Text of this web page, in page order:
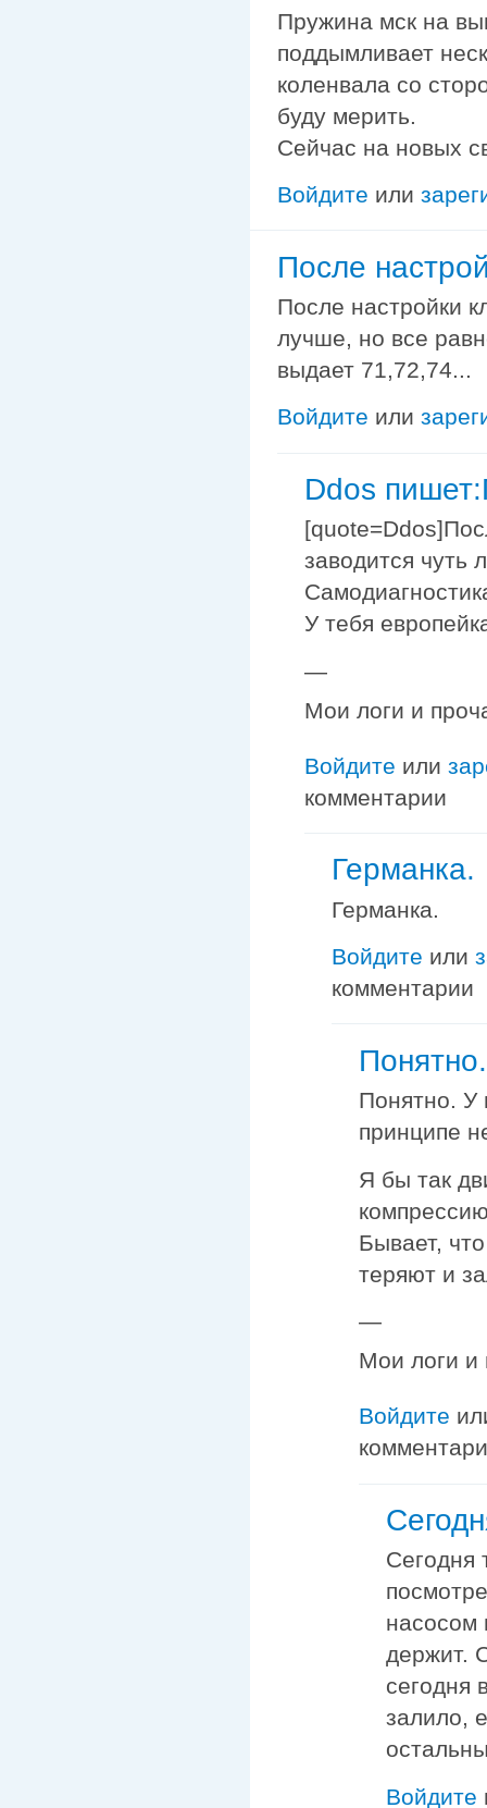
Пружина мск на
поддымливает
коленвала со
буду мерить.
Сейчас на новых
Войдите или
После
После настройки
лучше, но все
выдает 71,72,74...
Войдите или
Ddos
заводится чуть
У тебя
—
Мои логи и
Войдите или
комментарии
Германка.
Германка.
Войдите или
комментарии
Понятно. У
принципе
Я бы так
Бывает,
теряют и
—
Мои логи и
Войдите
Сегодня
насосом
держит.
сегодня
залило,
Войдите